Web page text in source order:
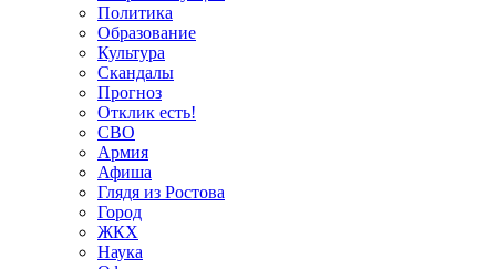
Политика
Образование
Культура
Скандалы
Прогноз
Отклик есть!
СВО
Армия
Афиша
Глядя из Ростова
Город
ЖКХ
Наука